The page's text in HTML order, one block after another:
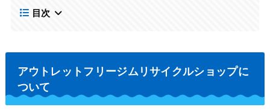
目次
アウトレットフリージムリサイクルショップに
ついて